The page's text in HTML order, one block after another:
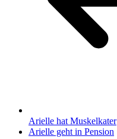
Arielle hat Muskelkater
Arielle geht in Pension